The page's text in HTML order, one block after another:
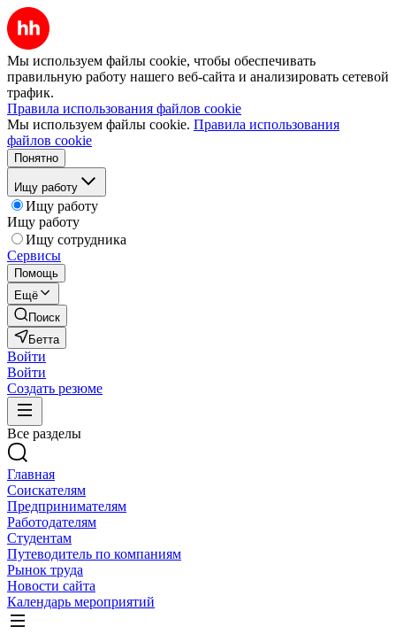
Мы используем файлы cookie, чтобы обеспечивать
правильную работу нашего веб-сайта и анализировать сетевой
трафик.
Правила использования файлов cookie
Мы используем файлы cookie. Правила использования
файлов cookie
Понятно
Ищу работу
Ищу работу
Ищу работу
Ищу сотрудника
Сервисы
Помощь
Ещё
Поиск
Бетта
Войти
Войти
Создать резюме
Все разделы
Главная
Соискателям
Предпринимателям
Работодателям
Студентам
Путеводитель по компаниям
Рынок труда
Новости сайта
Календарь мероприятий